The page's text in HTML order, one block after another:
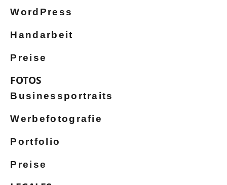
WordPress
Handarbeit
Preise
FOTOS
Businessportraits
Werbefotografie
Portfolio
Preise